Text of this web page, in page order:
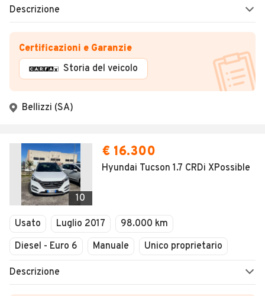
Descrizione
Certificazioni e Garanzie
Storia del veicolo
Bellizzi (SA)
10
€ 16.300
Hyundai Tucson 1.7 CRDi XPossible
Usato Luglio 2017
98.000 km
Diesel - Euro 6
Manuale Unico proprietario
Descrizione